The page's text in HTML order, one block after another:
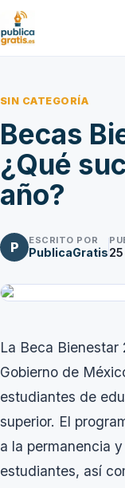
SIN CATEGORÍA
Becas
¿Qué
año?
P ESCRITO POR
PublicaGratis
La Beca
Gobierno de
estudiantes de
superior. El
a la permanencia
estudiantes, así